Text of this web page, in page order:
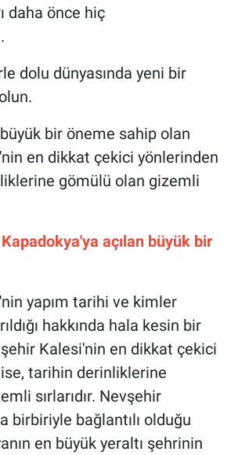
daha önce hiç
dolu dünyasında yeni bir
bir öneme sahip olan
en dikkat çekici yönlerinden
gömülü olan gizemli
açılan büyük bir
yapım tarihi ve kimler
hakkında hala kesin bir
Kalesi'nin en dikkat çekici
tarihin derinliklerine
sırlarıdır. Nevşehir
birbiriyle bağlantılı olduğu
en büyük yeraltı şehrinin